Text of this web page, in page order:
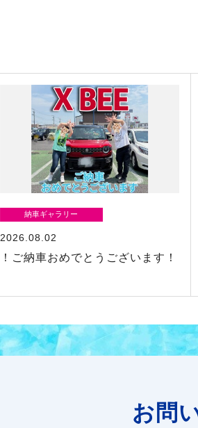
納車ギャラリー
2026.08.02
！ご納車おめでとうございます！
お問